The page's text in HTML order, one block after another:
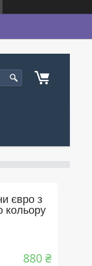
євро з
кольору
880 ₴